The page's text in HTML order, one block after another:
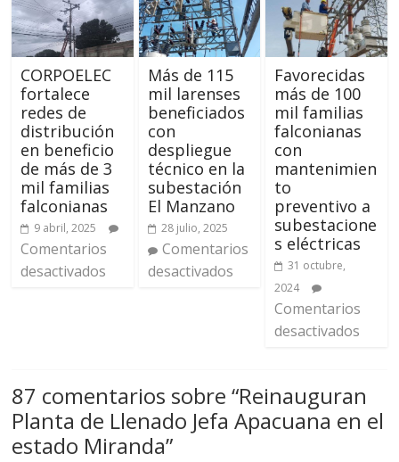
CORPOELEC
fortalece
redes de
distribución
en beneficio
de más de 3
mil familias
falconianas
9 abril, 2025
Comentarios
desactivados
Más de 115
mil larenses
beneficiados
con
despliegue
técnico en la
subestación
El Manzano
28 julio, 2025
Comentarios
desactivados
Favorecidas
más de 100
mil familias
falconianas
con
mantenimien
to
preventivo a
subestacione
s eléctricas
31 octubre,
2024
Comentarios
desactivados
87 comentarios sobre “Reinauguran
Planta de Llenado Jefa Apacuana en el
estado Miranda”